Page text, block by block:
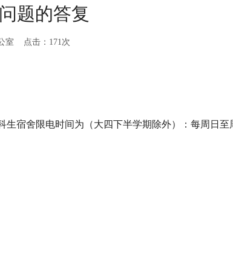
题的答复
室 点击： 171次
宿舍限电时间为（大四下半学期除外）：每周日至